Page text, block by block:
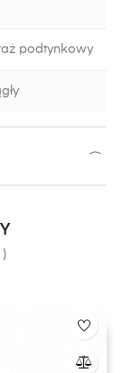
podtynkowy